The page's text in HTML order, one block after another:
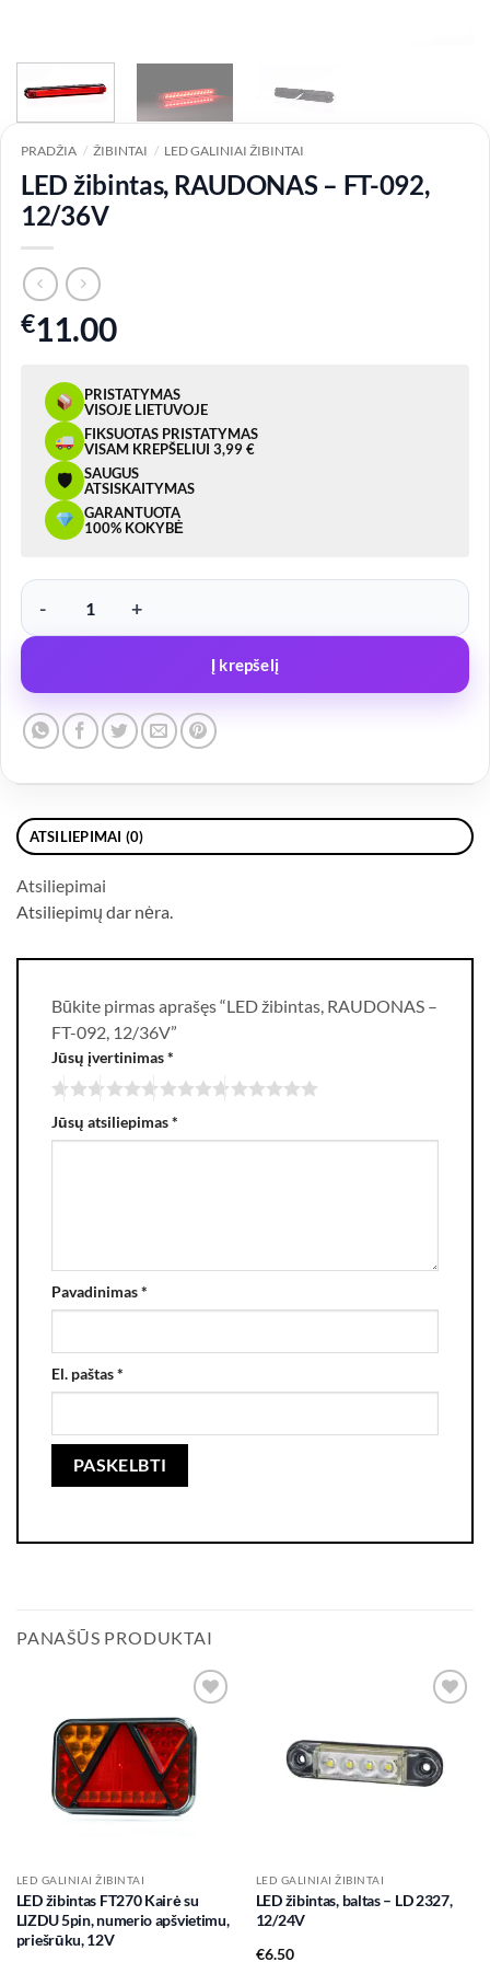
PRADŽIA / ŽIBINTAI / LED GALINIAI ŽIBINTAI
LED žibintas, RAUDONAS – FT-092,
12/36V
€11.00
PRISTATYMAS
VISOJE LIETUVOJE
FIKSUOTAS PRISTATYMAS
VISAM KREPŠELIUI 3,99 €
🛡
SAUGUS
ATSISKAITYMAS
GARANTUOTA
100% KOKYBĖ
produkto kiekis: LED žibintas, RAUDONAS – FT-092, 12/36V
Į krepšelį
ATSILIEPIMAI (0)
Atsiliepimai
Atsiliepimų dar nėra.
Būkite pirmas aprašęs “LED žibintas, RAUDONAS –
FT-092, 12/36V”
Jūsų įvertinimas*
Jūsų atsiliepimas*
Pavadinimas*
El. paštas*
PANAŠŪS PRODUKTAI
Add to
wishlist
LED GALINIAI ŽIBINTAI
LED žibintas FT270 Kairė su
LIZDU 5pin, numerio apšvietimu,
priešrūku, 12V
LED GALINIAI ŽIBINTAI
LED žibintas, baltas – LD 2327,
12/24V
€6.50